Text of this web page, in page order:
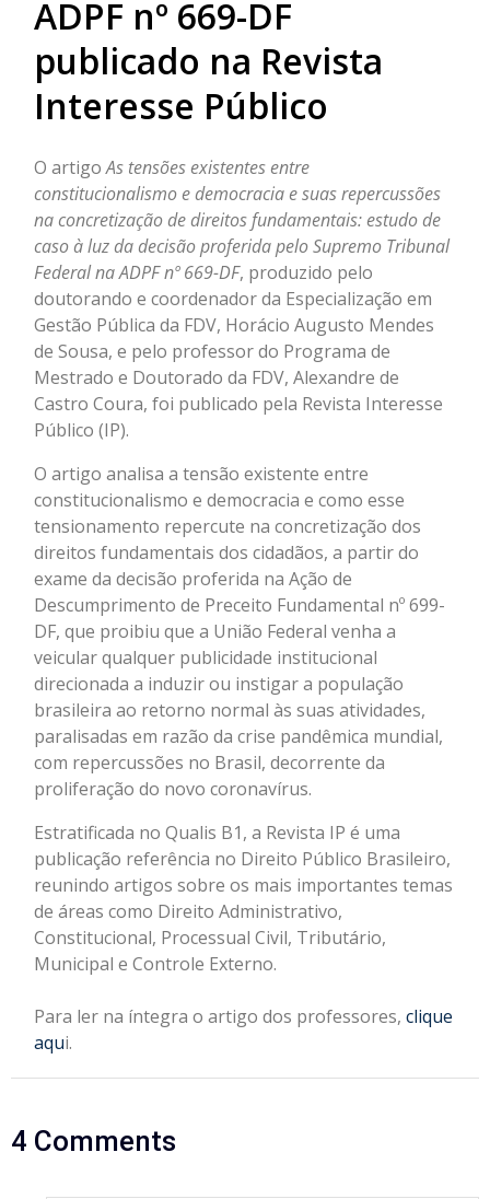
ADPF nº 669-DF
publicado na Revista
Interesse Público
O artigoAs tensões existentes entre
constitucionalismo e democracia e suas repercussões
na concretização de direitos fundamentais: estudo de
caso à luz da decisão proferida pelo Supremo Tribunal
Federal na ADPF nº 669-DF, produzido pelo
doutorando e coordenador da Especialização em
Gestão Pública da FDV, Horácio Augusto Mendes
de Sousa, e pelo professor do Programa de
Mestrado e Doutorado da FDV, Alexandre de
Castro Coura, foi publicado pela Revista Interesse
Público (IP).
O artigo analisa a tensão existente entre
constitucionalismo e democracia e como esse
tensionamento repercute na concretização dos
direitos fundamentais dos cidadãos, a partir do
exame da decisão proferida na Ação de
Descumprimento de Preceito Fundamental nº 699-
DF, que proibiu que a União Federal venha a
veicular qualquer publicidade institucional
direcionada a induzir ou instigar a população
brasileira ao retorno normal às suas atividades,
paralisadas em razão da crise pandêmica mundial,
com repercussões no Brasil, decorrente da
proliferação do novo coronavírus.
Estratificada no Qualis B1, a Revista IP é uma
publicação referência no Direito Público Brasileiro,
reunindo artigos sobre os mais importantes temas
de áreas como Direito Administrativo,
Constitucional, Processual Civil, Tributário,
Municipal e Controle Externo.
Para ler na íntegra o artigo dos professores,clique
aqui.
4 Comments